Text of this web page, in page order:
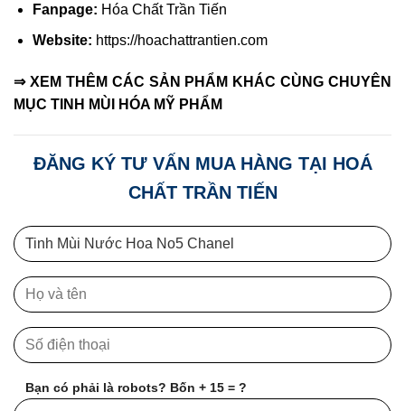
Fanpage: Hóa Chất Trần Tiến
Website: https://hoachattrantien.com
⇒ XEM THÊM CÁC SẢN PHẨM KHÁC CÙNG CHUYÊN
MỤC TINH MÙI HÓA MỸ PHẨM
ĐĂNG KÝ TƯ VẤN MUA HÀNG TẠI HOÁ
CHẤT TRẦN TIẾN
Bạn có phải là robots? Bốn + 15 = ?